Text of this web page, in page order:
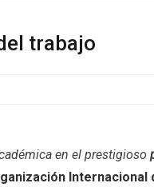
trabajo
en el prestigioso
Internacional